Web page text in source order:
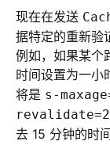
现在在发送
据特定的重新验
例如，如果某个
时间设置为一小
将是 s-
去 15 分钟的时